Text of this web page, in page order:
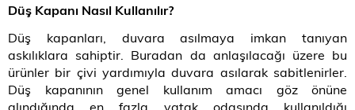
Düş Kapanı Nasıl Kullanılır?
Düş kapanları, duvara asılmaya imkan tanıyan
askılıklara sahiptir. Buradan da anlaşılacağı üzere bu
ürünler bir çivi yardımıyla duvara asılarak sabitlenirler.
Düş kapanının genel kullanım amacı göz önüne
alındığında en fazla yatak odasında kullanıldığı